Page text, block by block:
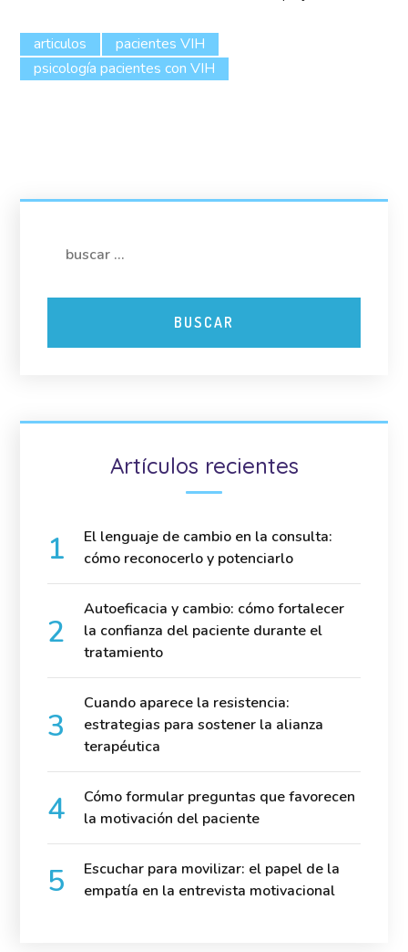
articulos
pacientes VIH
psicología pacientes con VIH
Artículos recientes
El lenguaje de cambio en la consulta:
cómo reconocerlo y potenciarlo
Autoeficacia y cambio: cómo fortalecer
la confianza del paciente durante el
tratamiento
Cuando aparece la resistencia:
estrategias para sostener la alianza
terapéutica
Cómo formular preguntas que favorecen
la motivación del paciente
Escuchar para movilizar: el papel de la
empatía en la entrevista motivacional